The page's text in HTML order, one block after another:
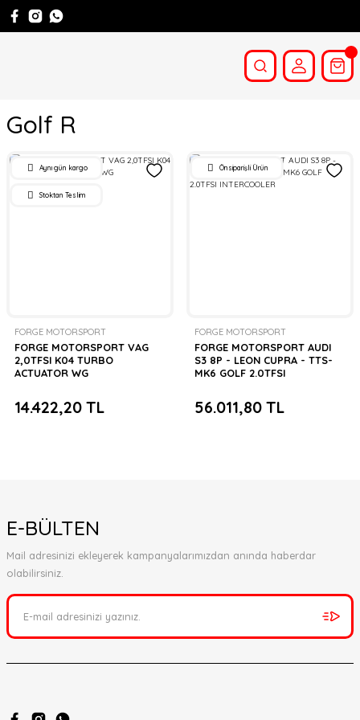
Golf R
Aynı gün kargo
Stoktan Teslim
FORGE MOTORSPORT
FORGE MOTORSPORT VAG
2,0TFSI K04 TURBO
ACTUATOR WG
14.422,20 TL
Önsiparişli Ürün
FORGE MOTORSPORT
FORGE MOTORSPORT AUDI
S3 8P - LEON CUPRA - TTS-
MK6 GOLF 2.0TFSI
56.011,80 TL
E-BÜLTEN
Mail adresinizi ekleyerek kampanyalarımızdan anında haberdar
olabilirsiniz.